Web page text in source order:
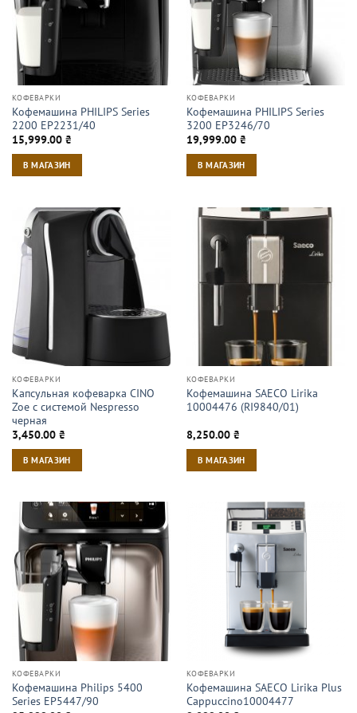
КОФЕВАРКИ
Кофемашина PHILIPS Series
2200 EP2231/40
15,999.00 ₴
В МАГАЗИН
КОФЕВАРКИ
Кофемашина PHILIPS Series
3200 EP3246/70
19,999.00 ₴
В МАГАЗИН
КОФЕВАРКИ
Капсульная кофеварка CINO
Zoe с системой Nespresso
черная
3,450.00 ₴
В МАГАЗИН
КОФЕВАРКИ
Кофемашина SAECO Lirika
10004476 (RI9840/01)
8,250.00 ₴
В МАГАЗИН
КОФЕВАРКИ
Кофемашина Philips 5400
Series EP5447/90
КОФЕВАРКИ
Кофемашина SAECO Lirika Plus
Cappuccino10004477